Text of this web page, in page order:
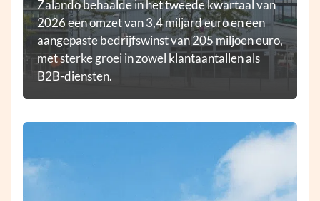
Zalando behaalde in het tweede kwartaal van
2026 een omzet van 3,4 miljard euro en een
aangepaste bedrijfswinst van 205 miljoen euro,
met sterke groei in zowel klantaantallen als
B2B-diensten.